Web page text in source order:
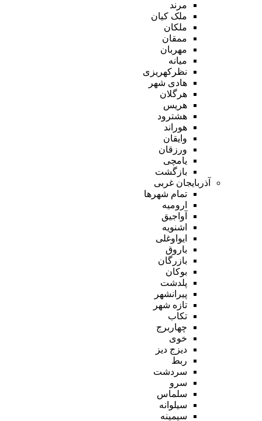
مرند
ملک کیان
ملکان
ممقان
مهربان
میانه
نظرکهریزی
هادی شهر
هرگلان
هریس
هشترود
هوراند
وایقان
ورزقان
یامچی
بازگشت
آذربایجان غربی
تمام شهر‌ها
ارومیه
آواجیق
اشنویه
ایواوغلی
باروق
بازرگان
بوکان
پلدشت
پیرانشهر
تازه شهر
تکاب
چهاربرج
خوی
دیزج دیز
ربط
سردشت
سرو
سلماس
سیلوانه
سیمینه